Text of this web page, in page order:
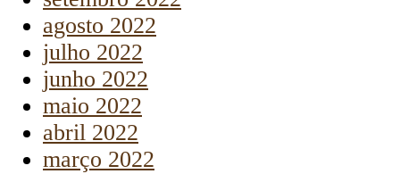
agosto 2022
julho 2022
junho 2022
maio 2022
abril 2022
março 2022